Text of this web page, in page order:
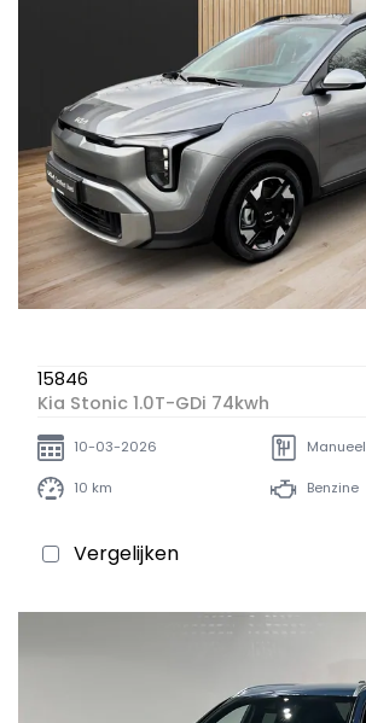
15846
Kia Stonic 1.0T-GDi 74kwh
10-03-2026 Manueel
10 km Benzine
Vergelijken